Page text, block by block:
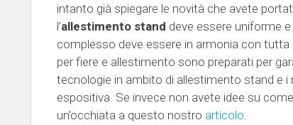
intanto già spiegare le novità che avete
l’allestimento stand deve essere uniforme
complesso deve essere in armonia con
per fiere e allestimento sono preparati per
tecnologie in ambito di allestimento stand e i
espositiva. Se invece non avete idee su
un’occhiata a questo nostro articolo